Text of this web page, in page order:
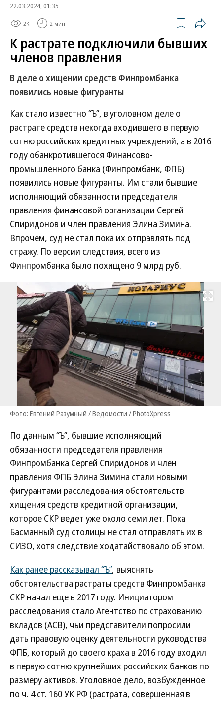
22.03.2024, 01:35
2K 2 мин.
К растрате подключили бывших
членов правления
В деле о хищении средств Финпромбанка
появились новые фигуранты
Как стало известно “Ъ”, в уголовном деле о
растрате средств некогда входившего в первую
сотню российских кредитных учреждений, а в 2016
году обанкротившегося Финансово-
промышленного банка (Финпромбанк, ФПБ)
появились новые фигуранты. Им стали бывшие
исполняющий обязанности председателя
правления финансовой организации Сергей
Спиридонов и член правления Элина Зимина.
Впрочем, суд не стал пока их отправлять под
стражу. По версии следствия, всего из
Финпромбанка было похищено 9 млрд руб.
Развернуть
Фото: Евгений Разумный / Ведомости / PhotoXpress
По данным “Ъ”, бывшие исполняющий
обязанности председателя правления
Финпромбанка Сергей Спиридонов и член
правления ФПБ Элина Зимина стали новыми
фигурантами расследования обстоятельств
хищения средств кредитной организации,
которое СКР ведет уже около семи лет. Пока
Басманный суд столицы не стал отправлять их в
СИЗО, хотя следствие ходатайствовало об этом.
Как ранее рассказывал “Ъ”, выяснять
обстоятельства растраты средств Финпромбанка
СКР начал еще в 2017 году. Инициатором
расследования стало Агентство по страхованию
вкладов (АСВ), чьи представители попросили
дать правовую оценку деятельности руководства
ФПБ, который до своего краха в 2016 году входил
в первую сотню крупнейших российских банков по
размеру активов. Уголовное дело, возбужденное
по ч. 4 ст. 160 УК РФ (растрата, совершенная в